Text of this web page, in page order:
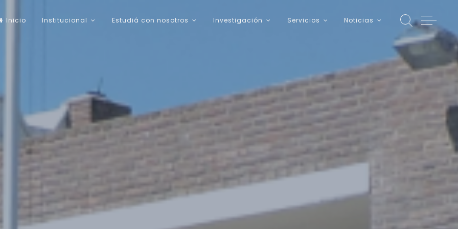
Inicio Institucional Estudiá con nosotros Investigación Servicios Noticias